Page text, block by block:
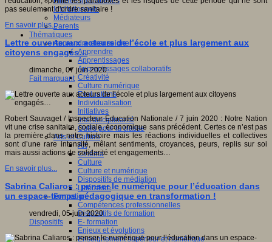
Institutionnels
Médiateurs
Parents
Thématiques
Apprendre et enseigner
Apprendre
Apprentissages
Apprentissages collaboratifs
Créativité
Culture numérique
Evaluations
Individualisation
Initiatives
Interdisciplinarité
Outils pour la classe
Arts et Culture
Art
Cinéma
Culture
Culture et numérique
Dispositifs de médiation
Littérature
Formation
Compétences professionnelles
Dispositifs de formation
E- formation
Enjeux et évolutions
Enseignement supérieur et numérique
pas seulement d'ordre sanitaire !
En savoir plus...
Lettre ouverte aux acteurs de l’école et plus largement aux
citoyens engagés…
dimanche, 07 juin 2020
Fait marquant
Robert Sauvaget / Inspecteur Education Nationale / 7 juin 2020 : Notre Nation
vit une crise sanitaire, sociale, économique sans précédent. Certes ce n’est pas
la première dans notre histoire mais les réactions individuelles et collectives
sont d’une rare intensité, mêlant sentiments, croyances, peurs, replis sur soi
mais aussi actions de solidarité et engagements…
En savoir plus...
Sabrina Caliaros : penser le numérique pour l’éducation dans
un espace-temps pédagogique en transformation !
vendredi, 05 juin 2020
Dispositifs